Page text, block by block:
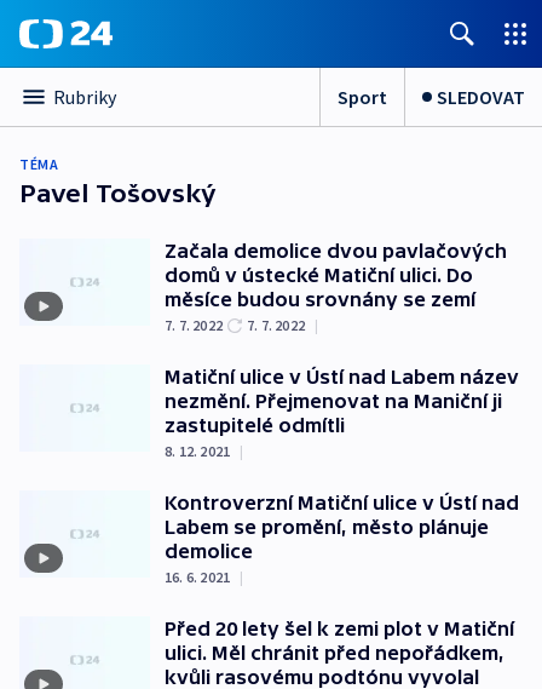
Rubriky Sport SLEDOVAT
TÉMA
Pavel Tošovský
Začala demolice dvou pavlačových
domů v ústecké Matiční ulici. Do
měsíce budou srovnány se zemí
7. 7. 2022 7. 7. 2022 |
Matiční ulice v Ústí nad Labem název
nezmění. Přejmenovat na Maniční ji
zastupitelé odmítli
8. 12. 2021 |
Kontroverzní Matiční ulice v Ústí nad
Labem se promění, město plánuje
demolice
16. 6. 2021 |
Před 20 lety šel k zemi plot v Matiční
ulici. Měl chránit před nepořádkem,
kvůli rasovému podtónu vyvolal